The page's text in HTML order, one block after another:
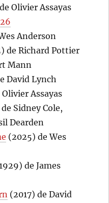
Olivier Assayas
Anderson
de Richard Pottier
Mann
David Lynch
Assayas
Sidney Cole,
Dearden
(2025) de Wes
de James
(2017) de David